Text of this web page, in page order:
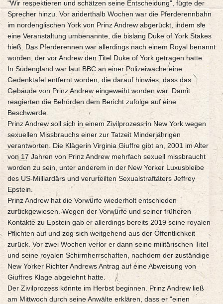
"Wir respektieren und schätzen seine Entscheidung", fügte der
Sprecher hinzu. Vor anderthalb Wochen war die Pferderennbahn
im nordenglischen York von Prinz Andrew abgerückt, indem sie
eine Veranstaltung umbenannte, die bislang Duke of York Stakes
hieß. Das Pferderennen war allerdings nach einem Royal benannt
worden, der vor Andrew den Titel Duke of York getragen hatte.
In Südengland war laut BBC an einer Polizeiwache eine
Gedenktafel entfernt worden, die darauf hinwies, dass das
Gebäude von Prinz Andrew eingeweiht worden war. Damit
reagierten die Behörden dem Bericht zufolge auf eine
Beschwerde.
Prinz Andrew soll sich in einem Zivilprozess in New York wegen
sexuellen Missbrauchs einer zur Tatzeit Minderjährigen
verantworten. Die Klägerin Virginia Giuffre gibt an, 2001 im Alter
von 17 Jahren von Prinz Andrew mehrfach sexuell missbraucht
worden zu sein, unter anderem in der New Yorker Luxusbleibe
des US-Milliardärs und verurteilten Sexualstraftäters Jeffrey
Epstein.
Prinz Andrew hat die Vorwürfe wiederholt entschieden
zurückgewiesen. Wegen der Vorwürfe und seiner früheren
Kontakte zu Epstein gab er allerdings bereits 2019 seine royalen
Pflichten auf und zog sich weitgehend aus der Öffentlichkeit
zurück. Vor zwei Wochen verlor er dann seine militärischen Titel
und seine royalen Schirmherrschaften, nachdem der zuständige
New Yorker Richter Andrews Antrag auf eine Abweisung von
Giuffres Klage abgelehnt hatte.
Der Zivilprozess könnte im Herbst beginnen. Prinz Andrew ließ
am Mittwoch durch seine Anwälte erklären, dass er "einen